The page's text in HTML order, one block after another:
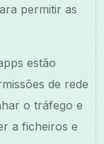
permitir as
estão
de rede
o tráfego e
a ficheiros e